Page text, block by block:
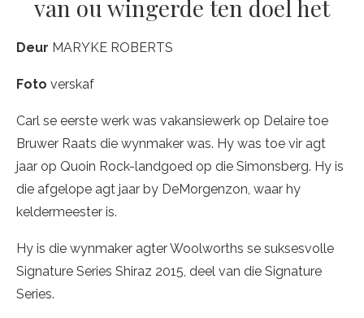
van ou wingerde ten doel het
Deur MARYKE ROBERTS
Foto verskaf
Carl se eerste werk was vakansiewerk op Delaire toe
Bruwer Raats die wynmaker was. Hy was toe vir agt
jaar op Quoin Rock-landgoed op die Simonsberg. Hy is
die afgelope agt jaar by DeMorgenzon, waar hy
keldermeester is.
Hy is die wynmaker agter Woolworths se suksesvolle
Signature Series Shiraz 2015, deel van die Signature
Series.